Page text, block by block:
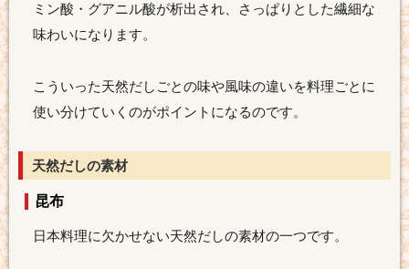
ミン酸・グアニル酸が析出され、さっぱりとした繊細な
味わいになります。
こういった天然だしごとの味や風味の違いを料理ごとに
使い分けていくのがポイントになるのです。
天然だしの素材
昆布
日本料理に欠かせない天然だしの素材の一つです。